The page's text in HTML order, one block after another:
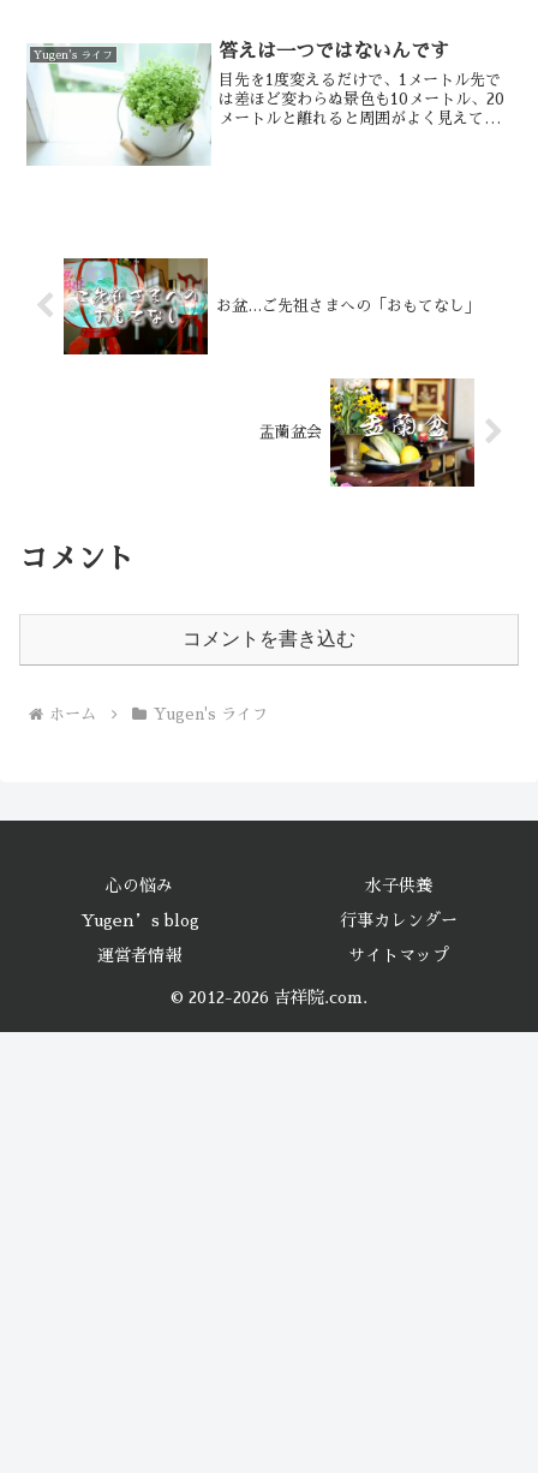
Yugen's ライフ 答えは一つではないんです
目先を1度変えるだけで、1メートル先で
は差ほど変わらぬ景色も10メートル、20
メートルと離れると周囲がよく見えてき
お盆…ご先祖さまへの「おもてなし」
盂蘭盆会
コメント
コメントを書き込む
ホーム Yugen's ライフ
心の悩み 水子供養
Yugen’s blog 行事カレンダー
運営者情報 サイトマップ
© 2012-2026 吉祥院.com.